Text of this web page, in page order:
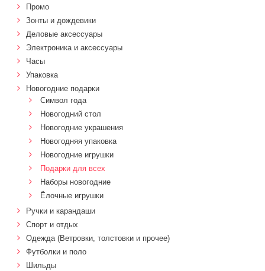
Промо
Зонты и дождевики
Деловые аксессуары
Электроника и аксессуары
Часы
Упаковка
Новогодние подарки
Символ года
Новогодний стол
Новогодние украшения
Новогодняя упаковка
Новогодние игрушки
Подарки для всех
Наборы новогодние
Ёлочные игрушки
Ручки и карандаши
Спорт и отдых
Одежда (Ветровки, толстовки и прочее)
Футболки и поло
Шильды